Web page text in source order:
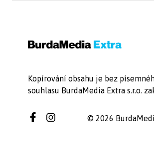
Kopírování obsahu je bez
souhlasu BurdaMedia Extra s.r.o.
© 2026